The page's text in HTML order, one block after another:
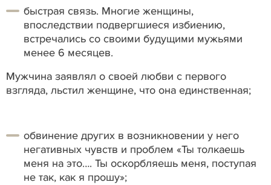
быстрая связь. Многие женщины,
впоследствии подвергшиеся избиению,
встречались со своими будущими мужьями
менее 6 месяцев.
Мужчина заявлял о своей любви с первого
взгляда, льстил женщине, что она единственная;
обвинение других в возникновении у него
негативных чувств и проблем «Ты толкаешь
меня на это…. Ты оскорбляешь меня, поступая
не так, как я прошу»;